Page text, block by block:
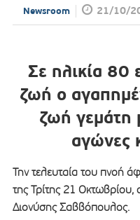
Newsroom 21/10/
Σε ηλικία 80
ζωή ο
ζωή γεμάτη
αγώνες
Την τελευταία του πνοή
της Τρίτης 21
Διονύσης Σαββόπουλος.